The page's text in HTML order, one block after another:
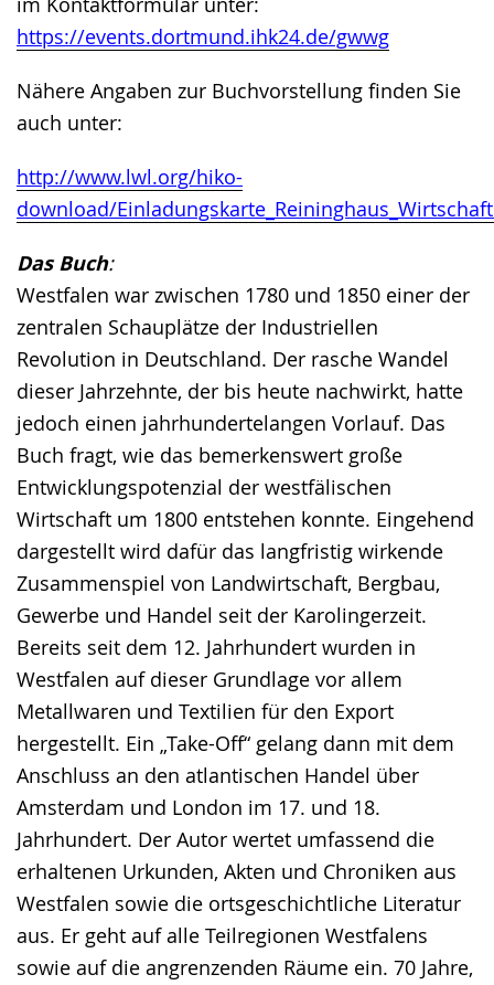
https://events.dortmund.ihk24.de/gwwg
Nähere Angaben zur Buchvorstellung finden Sie
auch unter:
http://www.lwl.org/hiko-
download/
Das Buch:
Westfalen war zwischen 1780 und 1850 einer der
zentralen Schauplätze der Industriellen
Revolution in Deutschland. Der rasche Wandel
dieser Jahrzehnte, der bis heute nachwirkt, hatte
jedoch einen jahrhundertelangen Vorlauf. Das
Buch fragt, wie das bemerkenswert große
Entwicklungspotenzial der westfälischen
Wirtschaft um 1800 entstehen konnte. Eingehend
dargestellt wird dafür das langfristig wirkende
Zusammenspiel von Landwirtschaft, Bergbau,
Gewerbe und Handel seit der Karolingerzeit.
Bereits seit dem 12. Jahrhundert wurden in
Westfalen auf dieser Grundlage vor allem
Metallwaren und Textilien für den Export
hergestellt. Ein „Take-Off“ gelang dann mit dem
Anschluss an den atlantischen Handel über
Amsterdam und London im 17. und 18.
Jahrhundert. Der Autor wertet umfassend die
erhaltenen Urkunden, Akten und Chroniken aus
Westfalen sowie die ortsgeschichtliche Literatur
aus. Er geht auf alle Teilregionen Westfalens
sowie auf die angrenzenden Räume ein. 70 Jahre,